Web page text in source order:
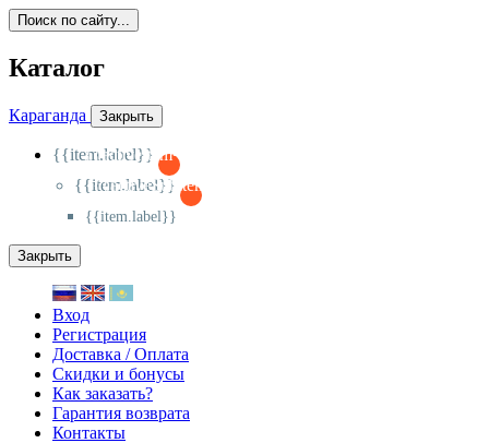
Поиск по сайту...
Каталог
Караганда Закрыть
{{item.label}}
{{activeItem==item.id?'-
{{item.label}}
{{activeSubitem==item.id?'-
{{item.label}}
Закрыть
Вход
Регистрация
Доставка / Оплата
Скидки и бонусы
Как заказать?
Гарантия возврата
Контакты